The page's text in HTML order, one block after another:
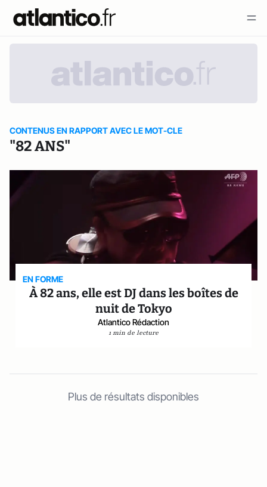
CONTENUS EN RAPPORT AVEC LE MOT-CLE
"82 ANS"
EN FORME
À 82 ans, elle est DJ dans les boîtes de
nuit de Tokyo
Atlantico Rédaction
1 min de lecture
Plus de résultats disponibles